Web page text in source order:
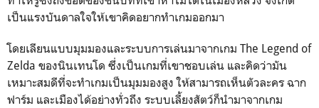
เป็นแรงบันดาลใจให้เขาคิดอยากทำเกมออกมา
โดยเลียนแบบมุมมองและระบบการเล่นมาจากเกม The Legend of
Zelda ของนินเทนโด ซึ่งเป็นเกมที่เขาชอบเล่น และคิดว่ามัน
เหมาะสมดีที่จะทำเกมเป็นมุมมองสูง ให้สามารถเห็นตัวละคร ฉาก
ฟาร์ม และเมืองได้อย่างทั่วถึง ระบบเลี้ยงสัตว์ก็นำมาจากเกม